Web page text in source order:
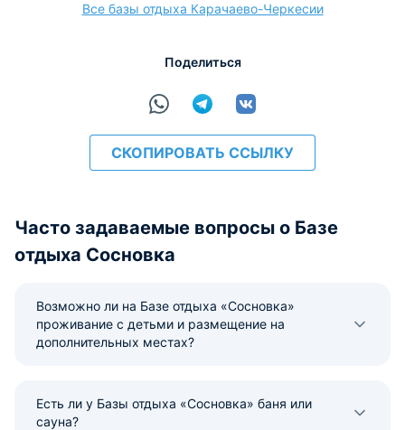
расчёт
Все базы отдыха Карачаево-Черкесии
Поделиться
СКОПИРОВАТЬ ССЫЛКУ
Часто задаваемые вопросы о Базе
отдыха Сосновка
Возможно ли на Базе отдыха «Сосновка»
проживание с детьми и размещение на
дополнительных местах?
Есть ли у Базы отдыха «Сосновка» баня или
сауна?